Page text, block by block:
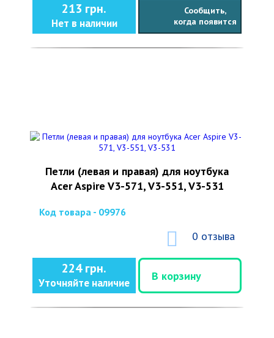
213 грн.
Нет в наличии
Сообщить,
когда появится
Петли (левая и правая) для ноутбука
Acer Aspire V3-571, V3-551, V3-531
Код товара - 09976
0 отзыва
224 грн.
Уточняйте наличие
В корзину